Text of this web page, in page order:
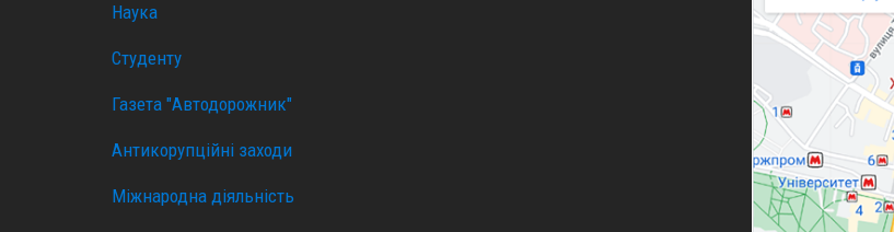
Наука
Студенту
Газета "Автодорожник"
Антикорупційні заходи
Міжнародна діяльність